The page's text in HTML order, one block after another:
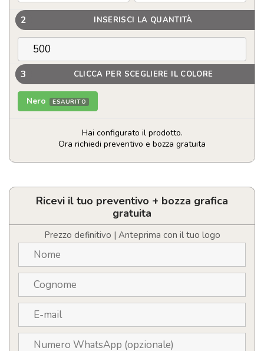
2 INSERISCI LA QUANTITÀ
3 CLICCA PER SCEGLIERE IL COLORE
Nero ESAURITO
Hai configurato il prodotto.
Ora richiedi preventivo e bozza gratuita
Speaker
bambù
personalizzabile
Ricevi il tuo preventivo + bozza grafica
gratuita
Prezzo definitivo | Anteprima con il tuo logo